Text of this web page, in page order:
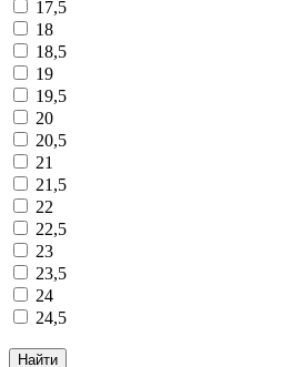
17,5
18
18,5
19
19,5
20
20,5
21
21,5
22
22,5
23
23,5
24
24,5